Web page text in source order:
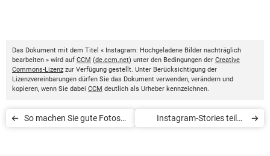
Das Dokument mit dem Titel « Instagram: Hochgeladene Bilder nachträglich
bearbeiten » wird auf CCM (de.ccm.net) unter den Bedingungen der Creative
Commons-Lizenz zur Verfügung gestellt. Unter Berücksichtigung der
Lizenzvereinbarungen dürfen Sie das Dokument verwenden, verändern und
kopieren, wenn Sie dabei CCM deutlich als Urheber kennzeichnen.
So machen Sie gute Fotos
Instagram-Stories teilen